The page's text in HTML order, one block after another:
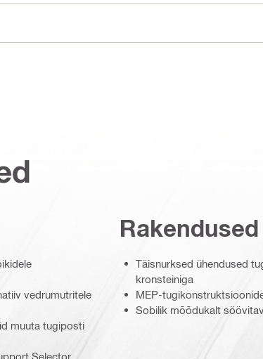
vedrumutritele
muuta tugiposti
Selector,
Rakendused
Täisnurksed ühendused
kronsteiniga
MEP-
Sobilik mõõdukalt